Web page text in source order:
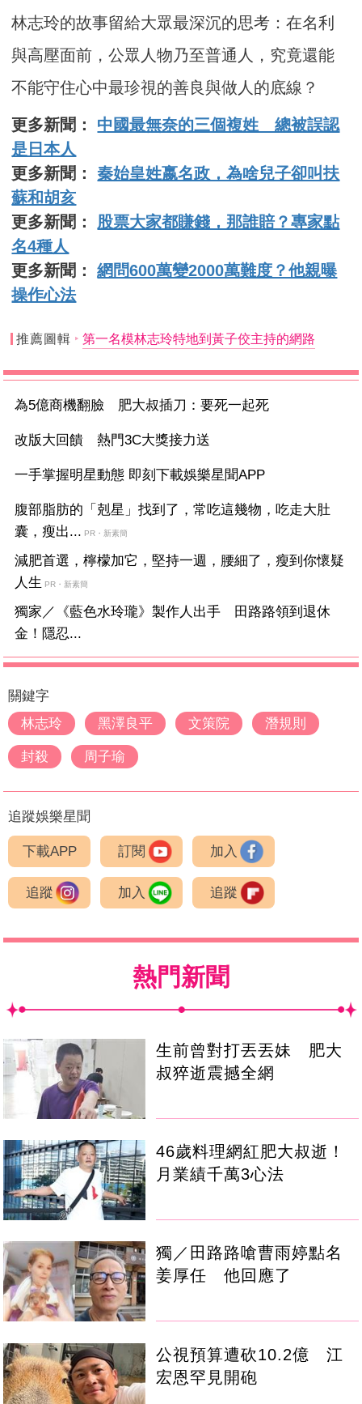
林志玲的故事留給大眾最深沉的思考：在名利
與高壓面前，公眾人物乃至普通人，究竟還能
不能守住心中最珍視的善良與做人的底線？
更多新聞： 中國最無奈的三個複姓 總被誤認
是日本人
更多新聞： 秦始皇姓嬴名政，為啥兒子卻叫扶
蘇和胡亥
更多新聞： 股票大家都賺錢，那誰賠？專家點
名4種人
更多新聞：網問600萬變2000萬難度？他親曝
操作心法
推薦圖輯 第一名模林志玲特地到黃子佼主持的網路
為5億商機翻臉 肥大叔插刀：要死一起死
改版大回饋 熱門3C大獎接力送
一手掌握明星動態 即刻下載娛樂星聞APP
腹部脂肪的「剋星」找到了，常吃這幾物，吃走大肚
囊，瘦出... PR・新素簡
減肥首選，檸檬加它，堅持一週，腰細了，瘦到你懷疑
人生 PR・新素簡
獨家／《藍色水玲瓏》製作人出手 田路路領到退休
金！隱忍...
關鍵字
林志玲
黑澤良平 文策院 潛規則
封殺 周子瑜
追蹤娛樂星聞
下載APP 訂閱 加入
追蹤 加入 追蹤
熱門新聞
生前曾對打丟丟妹 肥大
叔猝逝震撼全網
46歲料理網紅肥大叔逝！
月業績千萬3心法
獨／田路路嗆曹雨婷點名
姜厚任 他回應了
公視預算遭砍10.2億 江
宏恩罕見開砲